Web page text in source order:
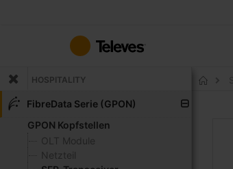
springen
HOSPITALITY
FibreData Serie (GPON)
GPON Kopfstellen
OLT Module
Netzteil